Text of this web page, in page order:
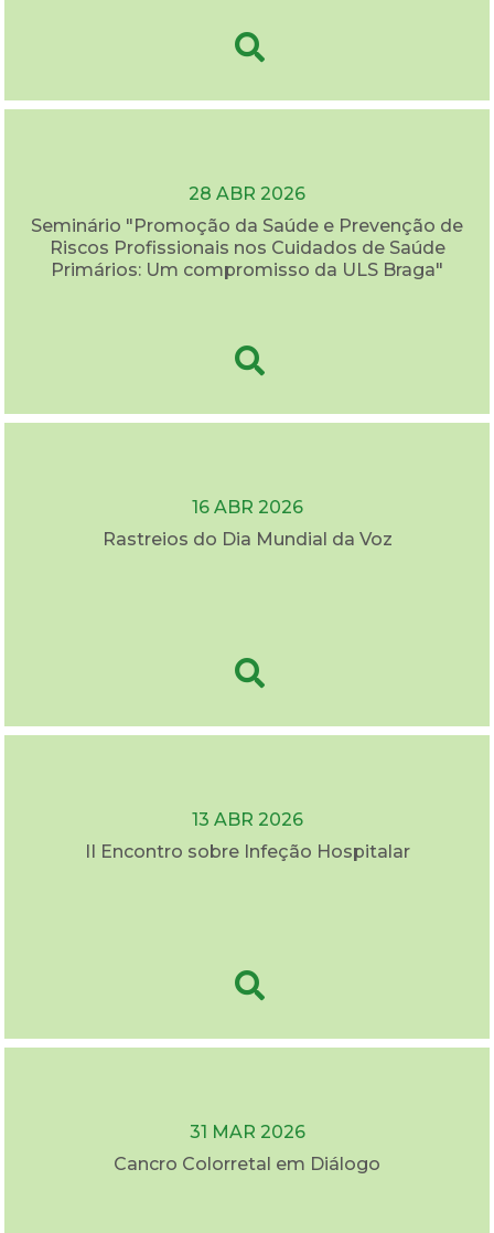
28 ABR 2026
Seminário "Promoção da Saúde e Prevenção de
Riscos Profissionais nos Cuidados de Saúde
Primários: Um compromisso da ULS Braga"
16 ABR 2026
Rastreios do Dia Mundial da Voz
13 ABR 2026
II Encontro sobre Infeção Hospitalar
31 MAR 2026
Cancro Colorretal em Diálogo